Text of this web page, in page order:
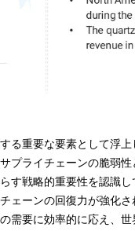
る重要な要素として浮
プライチェーンの脆弱性
す戦略的重要性を認識
ェーンの回復力が強化
需要に効率的に応え、